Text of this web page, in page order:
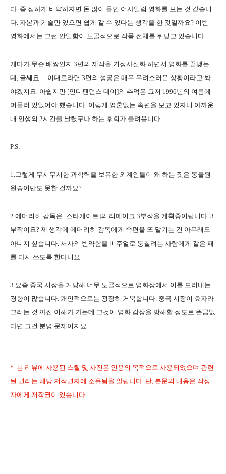
다. 좀 심하게 비약하자면 돈 많이 들인 어사일럼 영화를 보는 것 같습니
다. 자본과 기술만 있으면 쉽게 갈 수 있다는 생각을 한 것일까요? 이번
영화에서는 그런 안일함이 노골적으로 작품 전체를 뒤덮고 있습니다.
게다가 무슨 배짱인지 3편의 제작을 기정사실화 하면서 영화를 끝맺는
데, 글쎄요… 이대로라면 3편의 성공은 매우 우려스러운 상황이라고 봐
야겠지요. 아쉽지만 [인디펜던스 데이]의 추억은 그저 1996년의 여름에
머물러 있었어야 했습니다. 이렇게 영혼없는 속편을 보고 있자니 아까운
내 인생의 2시간을 날렸구나 하는 후회가 몰려옵니다.
P.S:
1.그렇게 무시무시한 과학력을 보유한 외계인들이 왜 하는 짓은 동물원
원숭이만도 못한 걸까요?
2.에머리히 감독은 [스타게이트]의 리메이크 3부작을 계획중이랍니다. 3
부작이요? 제 생각에 에머리히 감독에게 속편을 또 맡기는 건 아무래도
아니지 싶습니다. 서사의 빈약함을 비주얼로 퉁칠려는 사람에게 같은 패
를 다시 쓰도록 한다니요.
3.요즘 중국 시장을 겨냥해 너무 노골적으로 영화상에서 이를 드러내는
경향이 많습니다. 개인적으로는 굉장히 거북합니다. 중국 시장이 효자라
그러는 것 까진 이해가 가는데 그것이 영화 감상을 방해할 정도로 뜬금없
다면 그건 분명 문제이지요.
* 본 리뷰에 사용된 스틸 및 사진은 인용의 목적으로 사용되었으며 관련
된 권리는 해당 저작권자에 소유됨을 알립니다. 단, 본문의 내용은 작성
자에게 저작권이 있습니다.